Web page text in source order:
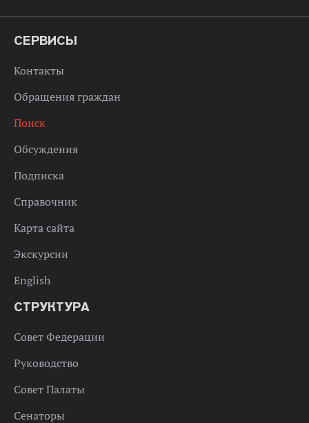
СЕРВИСЫ
Контакты
Обращения граждан
Поиск
Обсуждения
Подписка
Справочник
Карта сайта
Экскурсии
English
СТРУКТУРА
Совет Федерации
Руководство
Совет Палаты
Сенаторы